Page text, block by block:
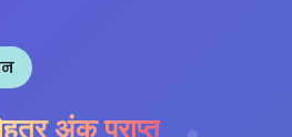
अंक प्राप्त